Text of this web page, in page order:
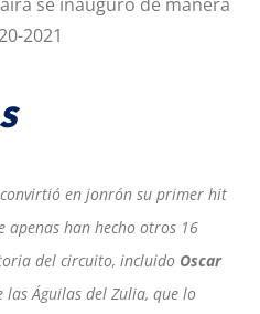
2021
convirtió en jonrón su primer hit
apenas han hecho otros 16
del circuito, incluido Oscar
las Águilas del Zulia, que lo